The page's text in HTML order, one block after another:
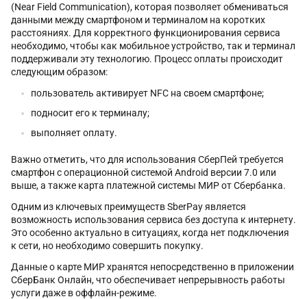
(Near Field Communication), которая позволяет обмениваться
данными между смартфоном и терминалом на коротких
расстояниях. Для корректного функционирования сервиса
необходимо, чтобы как мобильное устройство, так и терминал
поддерживали эту технологию. Процесс оплаты происходит
следующим образом:
пользователь активирует NFC на своем смартфоне;
подносит его к терминалу;
выполняет оплату.
Важно отметить, что для использования СберПей требуется
смартфон с операционной системой Android версии 7.0 или
выше, а также карта платежной системы МИР от Сбербанка.
Одним из ключевых преимуществ SberPay является
возможность использования сервиса без доступа к интернету.
Это особенно актуально в ситуациях, когда нет подключения
к сети, но необходимо совершить покупку.
Данные о карте МИР хранятся непосредственно в приложении
СберБанк Онлайн, что обеспечивает непрерывность работы
услуги даже в оффлайн-режиме.